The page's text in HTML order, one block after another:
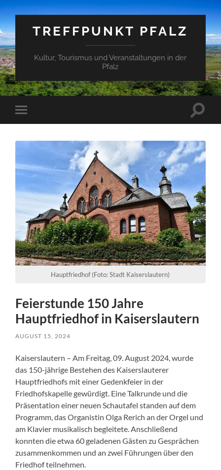
TREFFPUNKT PFALZ
Kultur, Tourismus und Veranstaltungen in der
Pfalz
Mobile-
Menü
Hauptfriedhof (Foto: Stadt Kaiserslautern)
Feierstunde 150 Jahre
Hauptfriedhof in Kaiserslautern
AUGUST 15, 2024
Kaiserslautern – Am Freitag, 09. August 2024, wurde
das 150-jährige Bestehen des Kaiserslauterer
Hauptfriedhofs mit einer Gedenkfeier in der
Friedhofskapelle gewürdigt. Eine Talkrunde und die
Präsentation einer neuen Schautafel standen auf dem
Programm, das Organistin Olga Rerich an der Orgel und
am Klavier musikalisch begleitete. Anschließend
konnten die etwa 60 geladenen Gästen zu Gesprächen
zusammenkommen und an zwei Führungen über den
Friedhof teilnehmen.